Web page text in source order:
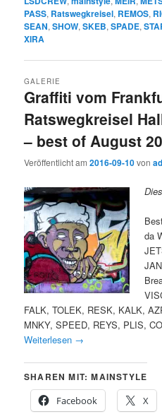
PASS, Ratswegkreisel, REMOS,
SEAN,SHOW,SKEB,SPADE,
XIRA
Graffiti vom
Ratswegkreisel
– best of August
GALERIE
Veröffentlicht am2016-09-10von
da
FALK, TOLEK, RESK, KALK,
MNKY, SPEED, REYS, PLIS,
Weiterlesen →
SHAREN MIT: MAINSTYLE
Facebook
X